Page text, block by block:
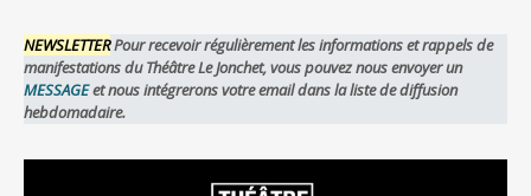
NEWSLETTERPour recevoir régulièrement les informations et rappels de
manifestations du Théâtre Le Jonchet, vous pouvez nous envoyer un
MESSAGEet nous intégrerons votre email dans la liste de diffusion
hebdomadaire.